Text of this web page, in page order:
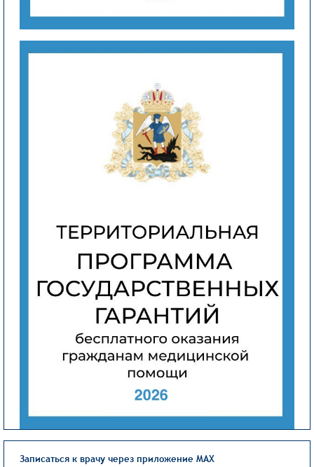
Записаться к врачу через приложение MAX